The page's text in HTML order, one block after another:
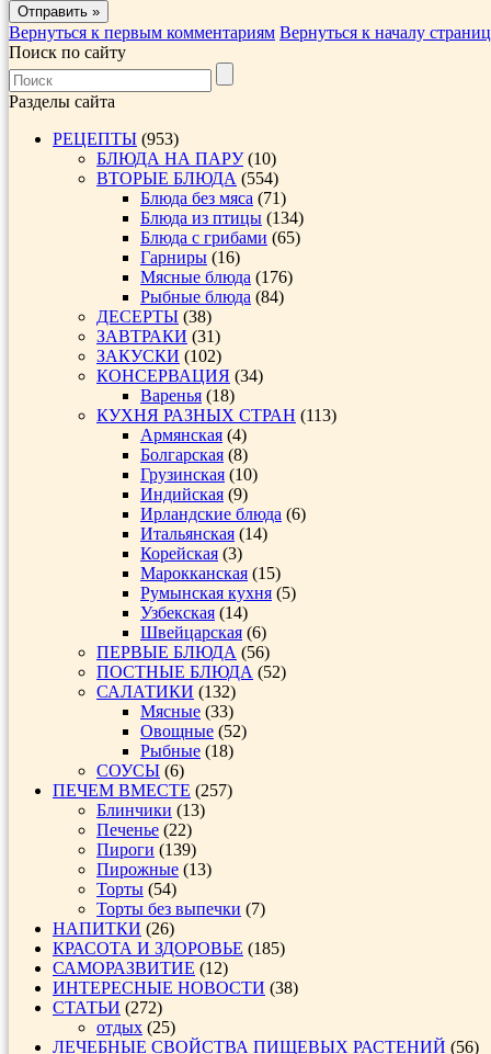
Вернуться к первым комментариям Вернуться к началу
Поиск по сайту
Разделы сайта
РЕЦЕПТЫ (953)
БЛЮДА НА ПАРУ(10)
ВТОРЫЕ БЛЮДА (554)
Блюда без мяса (71)
Блюда из птицы (134)
Блюда с грибами (65)
Гарниры (16)
Мясные блюда (176)
Рыбные блюда (84)
ДЕСЕРТЫ (38)
ЗАВТРАКИ (31)
ЗАКУСКИ (102)
КОНСЕРВАЦИЯ (34)
Варенья (18)
КУХНЯ РАЗНЫХ СТРАН (113)
Армянская (4)
Болгарская (8)
Грузинская (10)
Индийская (9)
Ирландские блюда (6)
Итальянская (14)
Корейская (3)
Марокканская (15)
Румынская кухня (5)
Узбекская (14)
Швейцарская (6)
ПЕРВЫЕ БЛЮДА (56)
ПОСТНЫЕ БЛЮДА (52)
САЛАТИКИ (132)
Мясные (33)
Овощные (52)
Рыбные (18)
СОУСЫ (6)
ПЕЧЕМ ВМЕСТЕ (257)
Блинчики (13)
Печенье (22)
Пироги (139)
Пирожные (13)
Торты (54)
Торты без выпечки (7)
НАПИТКИ (26)
КРАСОТА И ЗДОРОВЬЕ (185)
САМОРАЗВИТИЕ (12)
ИНТЕРЕСНЫЕ НОВОСТИ (38)
СТАТЬИ (272)
отдых (25)
ЛЕЧЕБНЫЕ СВОЙСТВА ПИЩЕВЫХ РАСТЕНИЙ (56)